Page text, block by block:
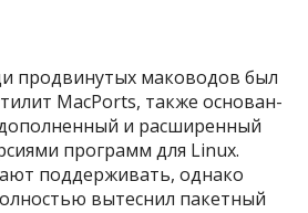
прод­винутых маково­дов был
MacPorts, так­же осно­ван­
и рас­ширен­ный
прог­рамм для Linux.
под­держи­вать, одна­ко
вытес­нил пакет­ный